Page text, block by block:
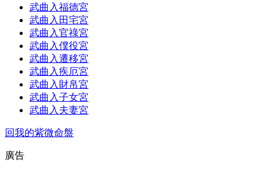
武曲入福德宮
武曲入田宅宮
武曲入官祿宮
武曲入僕役宮
武曲入遷移宮
武曲入疾厄宮
武曲入財帛宮
武曲入子女宮
武曲入夫妻宮
回我的紫微命盤
廣告